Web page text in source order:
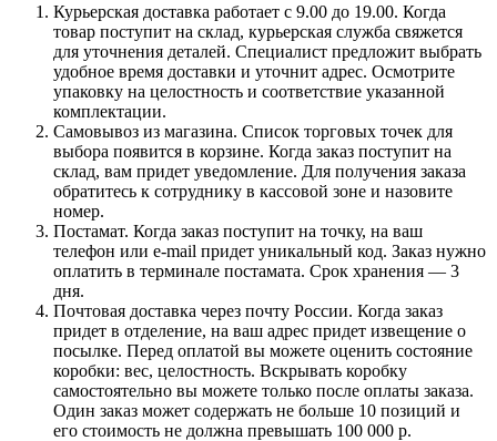
Курьерская доставка работает с 9.00 до 19.00. Когда
товар поступит на склад, курьерская служба свяжется
для уточнения деталей. Специалист предложит выбрать
удобное время доставки и уточнит адрес. Осмотрите
упаковку на целостность и соответствие указанной
комплектации.
Самовывоз из магазина. Список торговых точек для
выбора появится в корзине. Когда заказ поступит на
склад, вам придет уведомление. Для получения заказа
обратитесь к сотруднику в кассовой зоне и назовите
номер.
Постамат. Когда заказ поступит на точку, на ваш
телефон или e-mail придет уникальный код. Заказ нужно
оплатить в терминале постамата. Срок хранения — 3
дня.
Почтовая доставка через почту России. Когда заказ
придет в отделение, на ваш адрес придет извещение о
посылке. Перед оплатой вы можете оценить состояние
коробки: вес, целостность. Вскрывать коробку
самостоятельно вы можете только после оплаты заказа.
Один заказ может содержать не больше 10 позиций и
его стоимость не должна превышать 100 000 р.